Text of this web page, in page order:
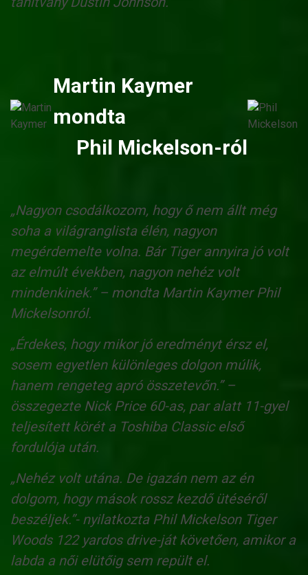
Martin Kaymer
mondta
Phil Mickelson-ról
„Nagyon csodálkozom, hogy ő nem állt még
soha a világranglista élén, nagyon
megérdemelte volna. Bár Tiger annyira jó volt
az elmúlt években, nagyon nehéz volt
mindenkinek.” – mondta Martin Kaymer Phil
Mickelsonról.
„Érdekes, hogy mikor jó eredményt érsz el,
sosem egyetlen különleges dolgon múlik,
hanem rengeteg apró összetevőn.” –
összegezte Nick Price 60-as, par alatt 11-gyel
teljesített körét a Toshiba Classic első
fordulója után.
„Nehéz volt utána. De igazán nem az én
dolgom, hogy mások rossz kezdő ütéséről
beszéljek.”- nyilatkozta Phil Mickelson Tiger
Woods 122 yardos drive-ját követően, amikor a
labda a női elütőig sem repült el.